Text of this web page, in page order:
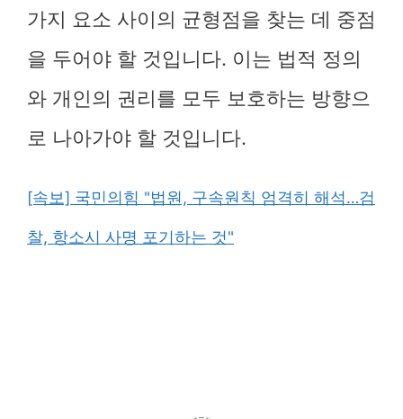
가지 요소 사이의 균형점을 찾는 데 중점
을 두어야 할 것입니다. 이는 법적 정의
와 개인의 권리를 모두 보호하는 방향으
로 나아가야 할 것입니다.
[속보] 국민의힘 "법원, 구속원칙 엄격히 해석…검
찰, 항소시 사명 포기하는 것"